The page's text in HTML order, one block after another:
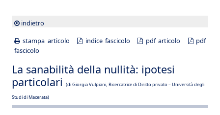
indietro
stampa articolo
indice fascicolo pdf articolo
pdf
fascicolo
La sanabilità della nullità: ipotesi
particolari
(di Giorgia Vulpiani, Ricercatrice di Diritto privato – Università degli
Studi di Macerata)